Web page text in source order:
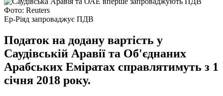
Фото: Reuters
Ер-Ріяд запроваджує ПДВ
Податок на додану вартість у
Саудівській Аравії та Об'єднаних
Арабських Еміратах справлятимуть з 1
січня 2018 року.